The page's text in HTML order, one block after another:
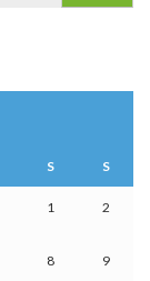
S S
1 2
8 9